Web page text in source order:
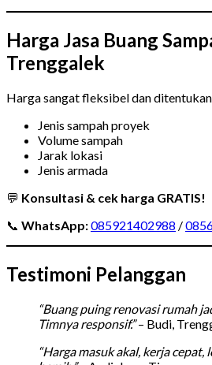
Harga Jasa Buang
Trenggalek
Harga sangat fleksibel dan
Jenis sampah proyek
Volume sampah
Jarak lokasi
Jenis armada
💬 Konsultasi & cek harga GRATIS!
📞 WhatsApp:085921402988 /
Testimoni Pelanggan
“Buang puing renovasi rumah
Timnya responsif.”– Budi,
“Harga masuk akal, kerja cepat,